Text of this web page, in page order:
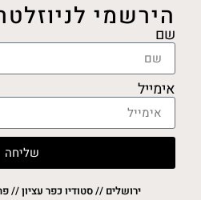
הירשמי
שם
אימייל
שליחה
ירושלים // סטודיו כפר עציון //